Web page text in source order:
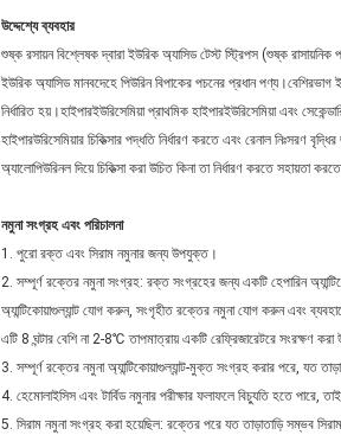
উদ্দেশ্যে ব্যবহার
শুষ্ক রসায়ন বিশ্লেষক দ্বারা ইউরিক অ্যাসিড টেস্ট স্ট্রিপস (শুষ্ক
ইউরিক অ্যাসিড মানবদেহে পিউরিন বিপাকের পচনের প্রধান পণ্য।বেশিরভাগ
নির্ধারিত হয়।হাইপারইউরিসেমিয়া প্রাথমিক হাইপারইউরিসেমিয়া এবং
হাইপারউরিসেমিয়ার চিকিত্সার পদ্ধতি নির্ধারণ করতে এবং রেনাল নিঃসরণ
অ্যালোপিউরিনল দিয়ে চিকিত্সা করা উচিত কিনা তা নির্ধারণ করতে সহায়তা
নমুনা সংগ্রহ এবং পরিচালনা
1. পুরো রক্ত ​​এবং সিরাম নমুনার জন্য উপযুক্ত।
2. সম্পূর্ণ রক্তের নমুনা সংগ্রহ: রক্ত ​​সংগ্রহের জন্য একটি হেপারিন
অ্যান্টিকোয়াগুল্যান্ট যোগ করুন, সংগৃহীত রক্তের নমুনা যোগ করুন এবং
এটি 8 ঘন্টার বেশি না 2-8℃ তাপমাত্রায় একটি রেফ্রিজারেটরে সংরক্ষণ করা
3. সম্পূর্ণ রক্তের নমুনা অ্যান্টিকোয়াগুল্যান্ট-মুক্ত সংগ্রহ করার পরে, যত
4. হেমোলাইসিস এবং টার্বিড নমুনার পরীক্ষার ফলাফলে বিচ্যুতি হতে পারে,
5. সিরাম নমুনা সংগ্রহ করা হয়েছিল: রক্তের পরে যত তাড়াতাড়ি সম্ভব